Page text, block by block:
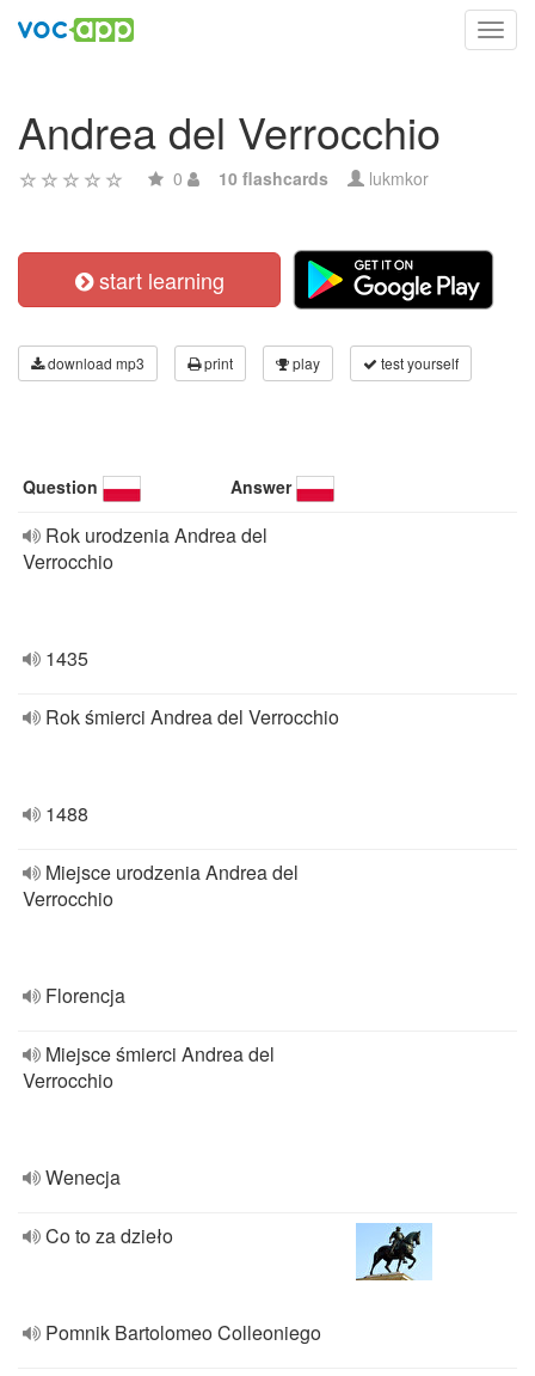
Andrea del Verrocchio
0 10 flashcards lukmkor
start learning
download mp3 print play test yourself
Question Answer
Rok urodzenia Andrea del
Verrocchio
1435
Rok śmierci Andrea del Verrocchio
1488
Miejsce urodzenia Andrea del
Verrocchio
Florencja
Miejsce śmierci Andrea del
Verrocchio
Wenecja
Co to za dzieło
Pomnik Bartolomeo Colleoniego